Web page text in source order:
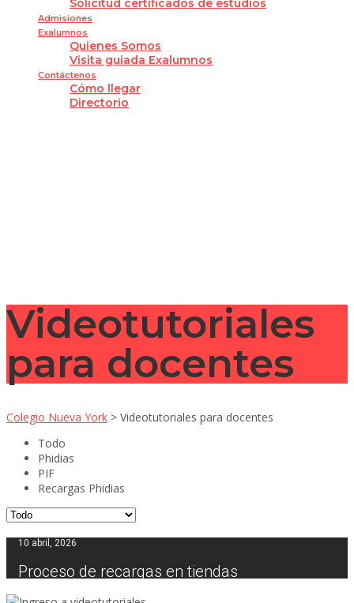
Solicitud certificados de estudios
Admisiones
Exalumnos
Quienes Somos
Visita guiada Exalumnos
Contáctenos
Cómo llegar
Directorio
Videotutoriales
para docentes
Colegio Nueva York > Videotutoriales para docentes
Todo
Phidias
PIF
Recargas Phidias
10 abril, 2026
Proceso de recargas en tiendas